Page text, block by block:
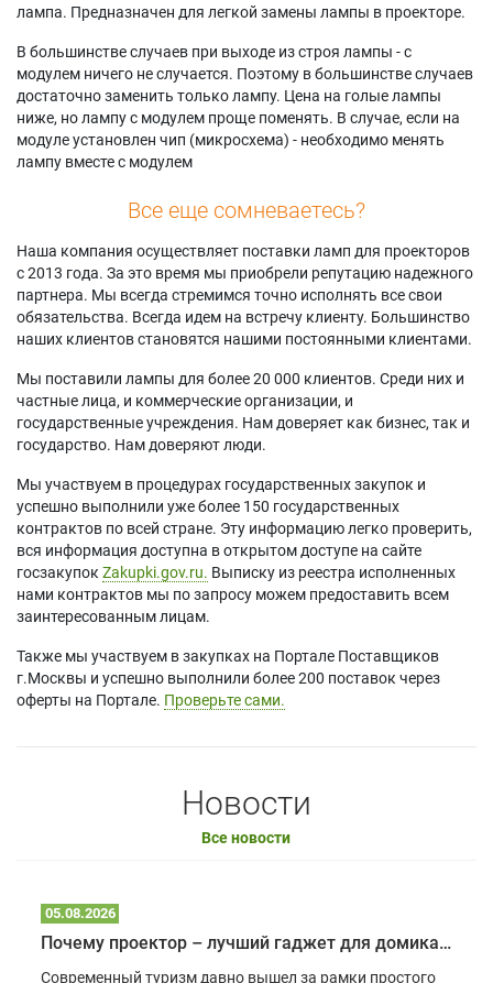
лампа. Предназначен для легкой замены лампы в проекторе.
В большинстве случаев при выходе из строя лампы - с
модулем ничего не случается. Поэтому в большинстве случаев
достаточно заменить только лампу. Цена на голые лампы
ниже, но лампу с модулем проще поменять. В случае, если на
модуле установлен чип (микросхема) - необходимо менять
лампу вместе с модулем
Все еще сомневаетесь?
Наша компания осуществляет поставки ламп для проекторов
с 2013 года. За это время мы приобрели репутацию надежного
партнера. Мы всегда стремимся точно исполнять все свои
обязательства. Всегда идем на встречу клиенту. Большинство
наших клиентов становятся нашими постоянными клиентами.
Мы поставили лампы для более 20 000 клиентов. Среди них и
частные лица, и коммерческие организации, и
государственные учреждения. Нам доверяет как бизнес, так и
государство. Нам доверяют люди.
Мы участвуем в процедурах государственных закупок и
успешно выполнили уже более 150 государственных
контрактов по всей стране. Эту информацию легко проверить,
вся информация доступна в открытом доступе на сайте
госзакупок Zakupki.gov.ru. Выписку из реестра исполненных
нами контрактов мы по запросу можем предоставить всем
заинтересованным лицам.
Также мы участвуем в закупках на Портале Поставщиков
г.Москвы и успешно выполнили более 200 поставок через
оферты на Портале. Проверьте сами.
Новости
Все новости
05.08.2026
Почему проектор – лучший гаджет для домика в глэмпинге
Современный туризм давно вышел за рамки простого